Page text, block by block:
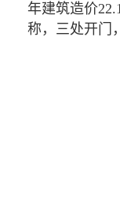
年建筑造价
称，三处开门